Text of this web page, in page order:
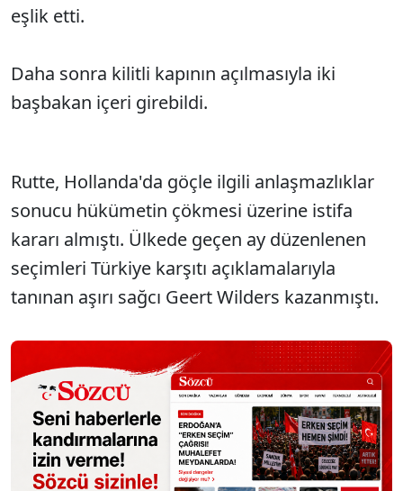
eşlik etti.
Daha sonra kilitli kapının açılmasıyla iki
başbakan içeri girebildi.
Rutte, Hollanda'da göçle ilgili anlaşmazlıklar
sonucu hükümetin çökmesi üzerine istifa
kararı almıştı. Ülkede geçen ay düzenlenen
seçimleri Türkiye karşıtı açıklamalarıyla
tanınan aşırı sağcı Geert Wilders kazanmıştı.